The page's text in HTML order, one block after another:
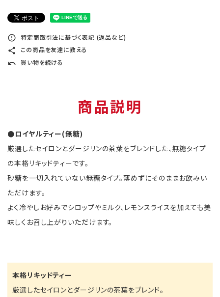
error_outline 特定商取引法に基づく表記 (返品など)
share この商品を友達に教える
undo 買い物を続ける
商品説明
●ロイヤルティー(無糖)
厳選したセイロンとダージリンの茶葉をブレンドした、無糖タイプ
の本格リキッドティーです。
砂糖を一切入れていない無糖タイプ。薄めずにそのままお飲みい
ただけます。
よく冷やしお好みでシロップやミルク、レモンスライスを加えても美
味しくお召し上がりいただけます。
本格リキッドティー
厳選したセイロンとダージリンの茶葉をブレンド。